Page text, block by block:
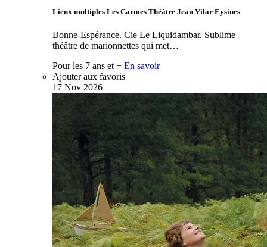
Lieux multiples Les Carmes Théâtre Jean Vilar Eysines
Bonne-Espérance. Cie Le Liquidambar. Sublime
théâtre de marionnettes qui met…
Pour les 7 ans et + En savoir
Ajouter aux favoris
17 Nov 2026